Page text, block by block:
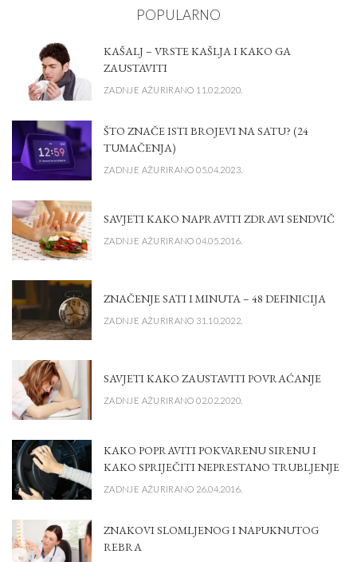
POPULARNO
KAŠALJ – VRSTE KAŠLJA I KAKO GA
ZAUSTAVITI
ZADNJE AŽURIRANO 11.02.2020.
ŠTO ZNAČE ISTI BROJEVI NA SATU? (24
TUMAČENJA)
ZADNJE AŽURIRANO 05.04.2023.
SAVJETI KAKO NAPRAVITI ZDRAVI SENDVIČ
ZADNJE AŽURIRANO 04.05.2016.
ZNAČENJE SATI I MINUTA – 48 DEFINICIJA
ZADNJE AŽURIRANO 31.10.2022.
SAVJETI KAKO ZAUSTAVITI POVRAĆANJE
ZADNJE AŽURIRANO 02.02.2020.
KAKO POPRAVITI POKVARENU SIRENU I
KAKO SPRIJEČITI NEPRESTANO TRUBLJENJE
ZADNJE AŽURIRANO 26.04.2016.
ZNAKOVI SLOMLJENOG I NAPUKNUTOG
REBRA